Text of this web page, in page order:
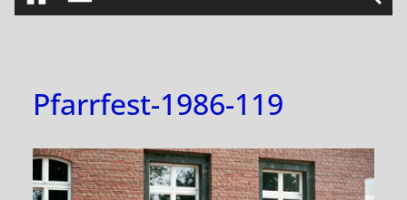
Pfarrfest-1986-119